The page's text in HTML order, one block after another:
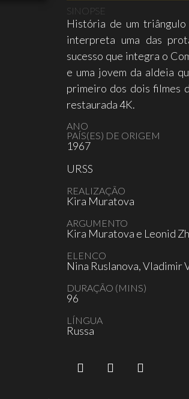
SINOPSE
História de um
interpreta uma das
sucesso que integra o
e uma jovem da aldeia
primeiro dos dois filmes
restaurada 4K.
ANO
PAÍS(ES) DE ORIGEM
1967
URSS
REALIZAÇÃO
Kira Muratova
ARGUMENTO
Kira Muratova e Leonid
ELENCO
Nina Ruslanova, Vladimir
DURAÇÃO (MINS)
96
LÍNGUA
Russa